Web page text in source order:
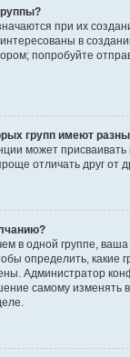
при их
в
попробуйте
групп имеют
может присваивать
отличать друг от
в одной группе,
определить, какие
Администратор
самому изменять